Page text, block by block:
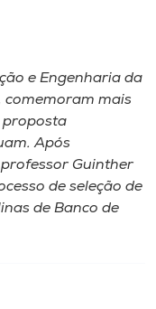
e Engenharia da
comemoram mais
proposta
Após
Guinther
de seleção de
de Banco de